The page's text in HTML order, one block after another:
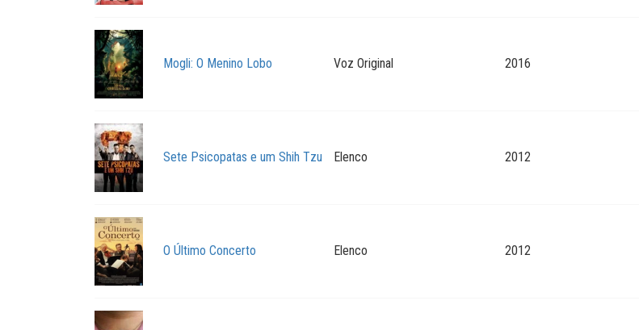
Mogli: O Menino Lobo Voz Original 2016
Sete Psicopatas e um Shih Tzu Elenco 2012
O Último Concerto Elenco 2012